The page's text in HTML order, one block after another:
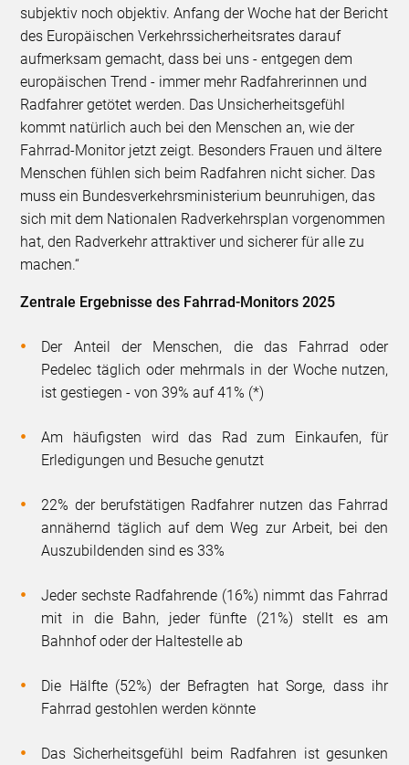
subjektiv noch objektiv. Anfang der Woche hat der Bericht
des Europäischen Verkehrssicherheitsrates darauf
aufmerksam gemacht, dass bei uns - entgegen dem
europäischen Trend - immer mehr Radfahrerinnen und
Radfahrer getötet werden. Das Unsicherheitsgefühl
kommt natürlich auch bei den Menschen an, wie der
Fahrrad-Monitor jetzt zeigt. Besonders Frauen und ältere
Menschen fühlen sich beim Radfahren nicht sicher. Das
muss ein Bundesverkehrsministerium beunruhigen, das
sich mit dem Nationalen Radverkehrsplan vorgenommen
hat, den Radverkehr attraktiver und sicherer für alle zu
machen.“
Zentrale Ergebnisse des Fahrrad-Monitors 2025
Der Anteil der Menschen, die das Fahrrad oder
Pedelec täglich oder mehrmals in der Woche nutzen,
ist gestiegen - von 39% auf 41% (*)
Am häufigsten wird das Rad zum Einkaufen, für
Erledigungen und Besuche genutzt
22% der berufstätigen Radfahrer nutzen das Fahrrad
annähernd täglich auf dem Weg zur Arbeit, bei den
Auszubildenden sind es 33%
Jeder sechste Radfahrende (16%) nimmt das Fahrrad
mit in die Bahn, jeder fünfte (21%) stellt es am
Bahnhof oder der Haltestelle ab
Die Hälfte (52%) der Befragten hat Sorge, dass ihr
Fahrrad gestohlen werden könnte
Das Sicherheitsgefühl beim Radfahren ist gesunken